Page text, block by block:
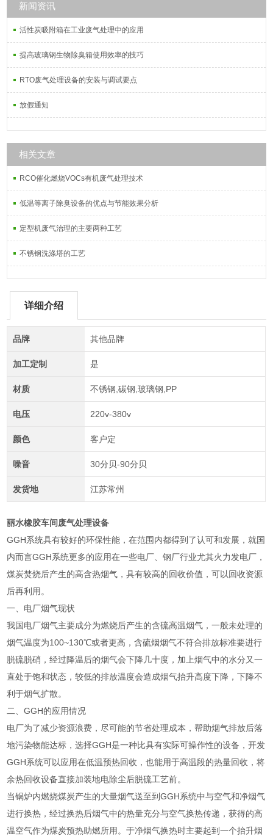
活性炭吸附塔：
通过利用高性能活性炭吸附剂固体本身的
新闻资讯
活性炭吸附箱在工业废气处理中的应用
提高玻璃钢生物除臭箱使用效率的技巧
RTO废气处理设备的安装与调试要点
放假通知
相关文章
RCO催化燃烧VOCs有机废气处理技术
低温等离子除臭设备的优点与节能效果分析
定型机废气治理的主要两种工艺
不锈钢洗涤塔的工艺
详细介绍
品牌 其他品牌
加工定制 是
材质 不锈钢,碳钢,玻璃钢,PP
电压 220v-380v
颜色 客户定
噪音 30分贝-90分贝
发货地 江苏常州
丽水橡胶车间废气处理设备
GGH系统具有较好的环保性能，在范围内都得到了认可和发展，就国
内而言GGH系统更多的应用在一些电厂、钢厂行业尤其火力发电厂，
煤炭焚烧后产生的高含热烟气，具有较高的回收价值，可以回收资源
后再利用。
一、电厂烟气现状
我国电厂烟气主要成分为燃烧后产生的含硫高温烟气，一般未处理的
烟气温度为100~130℃或者更高，含硫烟烟气不符合排放标准要进行
脱硫脱硝，经过降温后的烟气会下降几十度，加上烟气中的水分又一
直处于饱和状态，较低的排放温度会造成烟气抬升高度下降，下降不
利于烟气扩散。
二、GGH的应用情况
电厂为了减少资源浪费，尽可能的节省处理成本，帮助烟气排放后落
地污染物能达标，选择GGH是一种比具有实际可操作性的设备，开发
GGH系统可以应用在低温预热回收，也能用于高温段的热量回收，将
余热回收设备直接加装地电除尘后脱硫工艺前。
当锅炉内燃烧煤炭产生的大量烟气送至到GGH系统中与空气和净烟气
进行换热，经过换热后烟气中的热量充分与空气换热传递，获得的高
温空气作为煤炭预热助燃所用。于净烟气换热时主要起到一个抬升烟